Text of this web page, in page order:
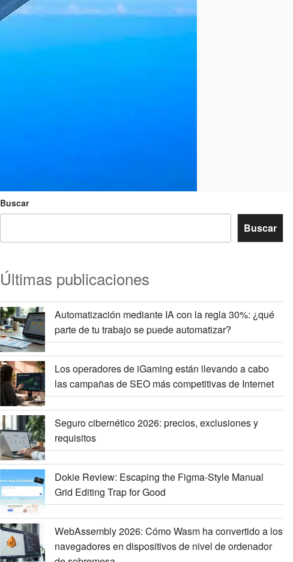
Buscar
Buscar
Últimas publicaciones
Automatización mediante IA con la regla 30%: ¿qué
parte de tu trabajo se puede automatizar?
Los operadores de iGaming están llevando a cabo
las campañas de SEO más competitivas de Internet
Seguro cibernético 2026: precios, exclusiones y
requisitos
Dokie Review: Escaping the Figma-Style Manual
Grid Editing Trap for Good
WebAssembly 2026: Cómo Wasm ha convertido a los
navegadores en dispositivos de nivel de ordenador